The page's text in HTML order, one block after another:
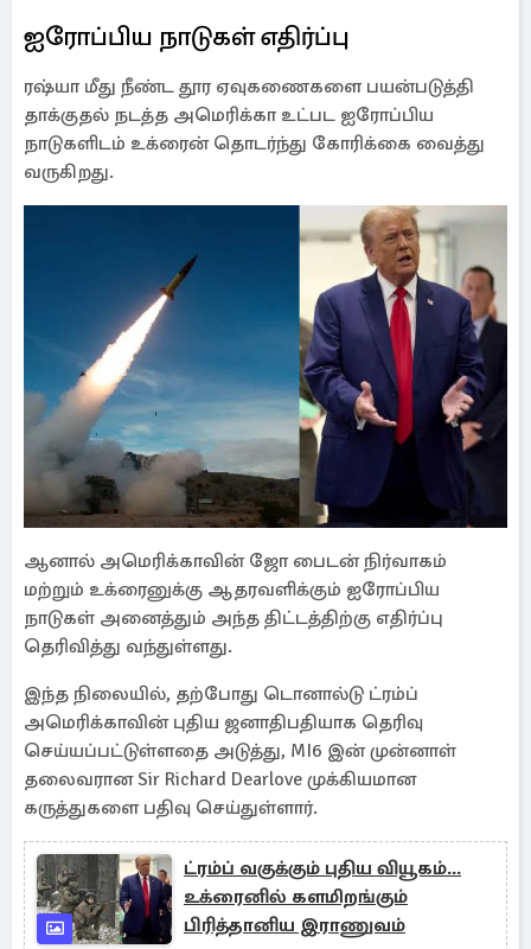
ஐரோப்பிய நாடுகள் எதிர்ப்பு
ரஷ்யா மீது நீண்ட தூர ஏவுகணைகளை பயன்படுத்தி
தாக்குதல் நடத்த அமெரிக்கா உட்பட ஐரோப்பிய
நாடுகளிடம் உக்ரைன் தொடர்ந்து கோரிக்கை வைத்து
வருகிறது.
ஆனால் அமெரிக்காவின் ஜோ பைடன் நிர்வாகம்
மற்றும் உக்ரைனுக்கு ஆதரவளிக்கும் ஐரோப்பிய
நாடுகள் அனைத்தும் அந்த திட்டத்திற்கு எதிர்ப்பு
தெரிவித்து வந்துள்ளது.
இந்த நிலையில், தற்போது டொனால்டு ட்ரம்ப்
அமெரிக்காவின் புதிய ஜனாதிபதியாக தெரிவு
செய்யப்பட்டுள்ளதை அடுத்து, MI6 இன் முன்னாள்
தலைவரான Sir Richard Dearlove முக்கியமான
கருத்துகளை பதிவு செய்துள்ளார்.
ட்ரம்ப் வகுக்கும் புதிய வியூகம்...
உக்ரைனில் களமிறங்கும்
பிரித்தானிய இராணுவம்